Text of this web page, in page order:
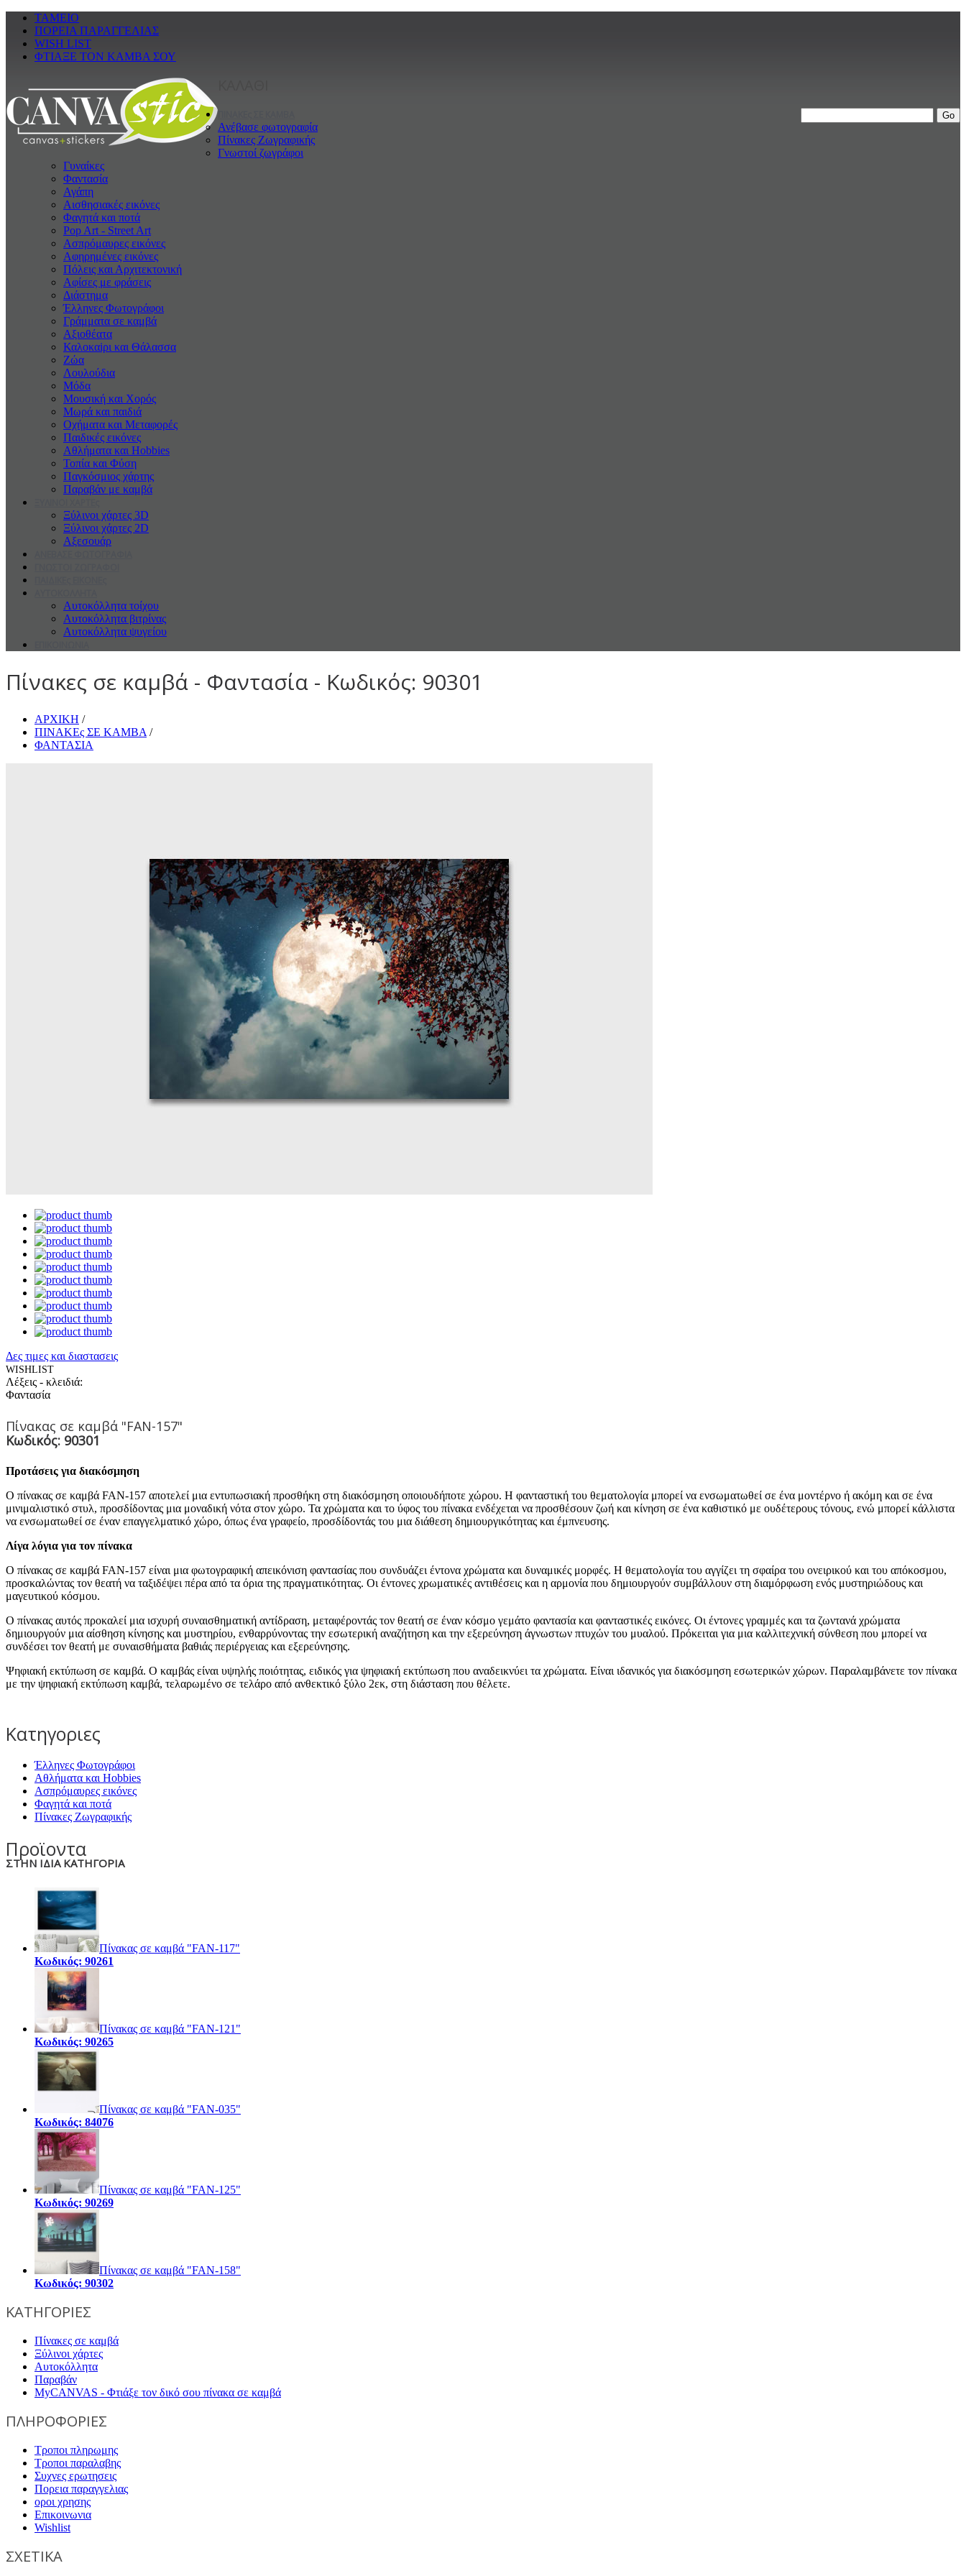
ΤΑΜΕΙΟ
ΠΟΡΕΙΑ ΠΑΡΑΓΓΕΛΙΑΣ
WISH LIST
ΦΤΙΑΞΕ ΤΟΝ ΚΑΜΒΑ ΣΟΥ
Ανέβασε φωτογραφία
Πίνακες Ζωγραφικής
Γνωστοί ζωγράφοι
Γυναίκες
Φαντασία
Αγάπη
Αισθησιακές εικόνες
Φαγητά και ποτά
Pop Art - Street Art
Ασπρόμαυρες εικόνες
Αφηρημένες εικόνες
Πόλεις και Αρχιτεκτονική
Αφίσες με φράσεις
Διάστημα
Έλληνες Φωτογράφοι
Γράμματα σε καμβά
Αξιοθέατα
Καλοκαiρι και Θάλασσα
Ζώα
Λουλούδια
Μόδα
Μουσική και Χορός
Μωρά και παιδιά
Οχήματα και Μεταφορές
Παιδικές εικόνες
Αθλήματα και Hobbies
Τοπία και Φύση
Παγκόσμιος χάρτης
Παραβάν με καμβά
Ξύλινοι χάρτες 3D
Ξύλινοι χάρτες 2D
Αξεσουάρ
Αυτοκόλλητα τοίχου
Αυτοκόλλητα βιτρίνας
Αυτοκόλλητα ψυγείου
Πίνακες σε καμβά - Φαντασία - Κωδικός: 90301
ΑΡΧΙΚΗ /
ΠΙΝΑΚΕς ΣΕ ΚΑΜΒΑ /
ΦΑΝΤΑΣΙΑ
Δες τιμες και διαστασεις
WISHLIST
Λέξεις - κλειδιά:
Φαντασία
Πίνακας σε καμβά "FAN-157"
Κωδικός: 90301
Προτάσεις για διακόσμηση
Ο πίνακας σε καμβά FAN-157 αποτελεί μια εντυπωσιακή προσθήκη στη διακόσμηση οποιουδήποτε χώρου. Η φανταστική του θεματολογία μπορεί να ενσωματωθεί σε ένα μοντέρνο ή ακόμη και σε ένα
μινιμαλιστικό στυλ, προσδίδοντας μια μοναδική νότα στον χώρο. Τα χρώματα και το ύφος του πίνακα ενδέχεται να προσθέσουν ζωή και κίνηση σε ένα καθιστικό με ουδέτερους τόνους, ενώ μπορεί κάλλιστα
να ενσωματωθεί σε έναν επαγγελματικό χώρο, όπως ένα γραφείο, προσδίδοντάς του μια διάθεση δημιουργικότητας και έμπνευσης.
Λίγα λόγια για τον πίνακα
Ο πίνακας σε καμβά FAN-157 είναι μια φωτογραφική απεικόνιση φαντασίας που συνδυάζει έντονα χρώματα και δυναμικές μορφές. Η θεματολογία του αγγίζει τη σφαίρα του ονειρικού και του απόκοσμου,
προσκαλώντας τον θεατή να ταξιδέψει πέρα από τα όρια της πραγματικότητας. Οι έντονες χρωματικές αντιθέσεις και η αρμονία που δημιουργούν συμβάλλουν στη διαμόρφωση ενός μυστηριώδους και
μαγευτικού κόσμου.
Ο πίνακας αυτός προκαλεί μια ισχυρή συναισθηματική αντίδραση, μεταφέροντάς τον θεατή σε έναν κόσμο γεμάτο φαντασία και φανταστικές εικόνες. Οι έντονες γραμμές και τα ζωντανά χρώματα
δημιουργούν μια αίσθηση κίνησης και μυστηρίου, ενθαρρύνοντας την εσωτερική αναζήτηση και την εξερεύνηση άγνωστων πτυχών του μυαλού. Πρόκειται για μια καλλιτεχνική σύνθεση που μπορεί να
συνδέσει τον θεατή με συναισθήματα βαθιάς περιέργειας και εξερεύνησης.
Ψηφιακή εκτύπωση σε καμβά. Ο καμβάς είναι υψηλής ποιότητας, ειδικός για ψηφιακή εκτύπωση που αναδεικνύει τα χρώματα. Είναι ιδανικός για διακόσμηση εσωτερικών χώρων. Παραλαμβάνετε τον πίνακα
με την ψηφιακή εκτύπωση καμβά, τελαρωμένο σε τελάρο από ανθεκτικό ξύλο 2εκ, στη διάσταση που θέλετε.
Κατηγοριες
Έλληνες Φωτογράφοι
Αθλήματα και Hobbies
Ασπρόμαυρες εικόνες
Φαγητά και ποτά
Πίνακες Ζωγραφικής
Προϊοντα
ΣΤΗΝ ΙΔΙΑ ΚΑΤΗΓΟΡΙΑ
Πίνακας σε καμβά "FAN-117"
Κωδικός: 90261
Πίνακας σε καμβά "FAN-121"
Κωδικός: 90265
Πίνακας σε καμβά "FAN-035"
Κωδικός: 84076
Πίνακας σε καμβά "FAN-125"
Κωδικός: 90269
Πίνακας σε καμβά "FAN-158"
Κωδικός: 90302
ΚΑΤΗΓΟΡΙΕΣ
Πίνακες σε καμβά
Ξύλινοι χάρτες
Αυτοκόλλητα
Παραβάν
MyCANVAS - Φτιάξε τον δικό σου πίνακα σε καμβά
ΠΛΗΡΟΦΟΡΙΕΣ
Τροποι πληρωμης
Τροποι παραλαβης
Συχνες ερωτησεις
Πορεια παραγγελιας
οροι χρησης
Επικοινωνια
Wishlist
ΣΧΕΤΙΚΑ